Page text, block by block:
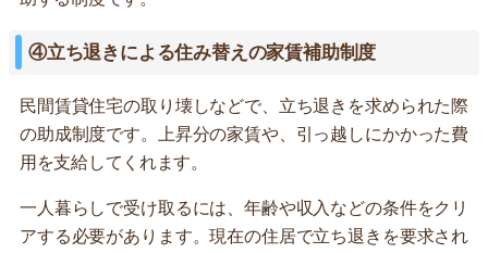
④立ち退きによる住み替えの家賃補助制度
民間賃貸住宅の取り壊しなどで、立ち退きを求められた際
の助成制度です。上昇分の家賃や、引っ越しにかかった費
用を支給してくれます。
一人暮らしで受け取るには、年齢や収入などの条件をクリ
アする必要があります。現在の住居で立ち退きを要求され